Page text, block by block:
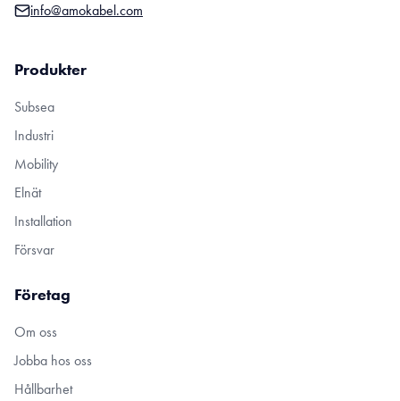
info@amokabel.com
Produkter
Subsea
Industri
Mobility
Elnät
Installation
Försvar
Företag
Om oss
Jobba hos oss
Hållbarhet